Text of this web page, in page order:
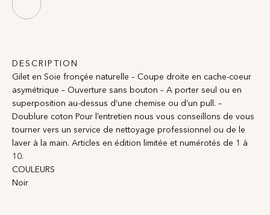
DESCRIPTION
Gilet en Soie fronçée naturelle – Coupe droite en cache-coeur
asymétrique – Ouverture sans bouton – A porter seul ou en
superposition au-dessus d’une chemise ou d’un pull. –
Doublure coton Pour l’entretien nous vous conseillons de vous
tourner vers un service de nettoyage professionnel ou de le
laver à la main. Articles en édition limitée et numérotés de 1 à
10.
COULEURS
Noir